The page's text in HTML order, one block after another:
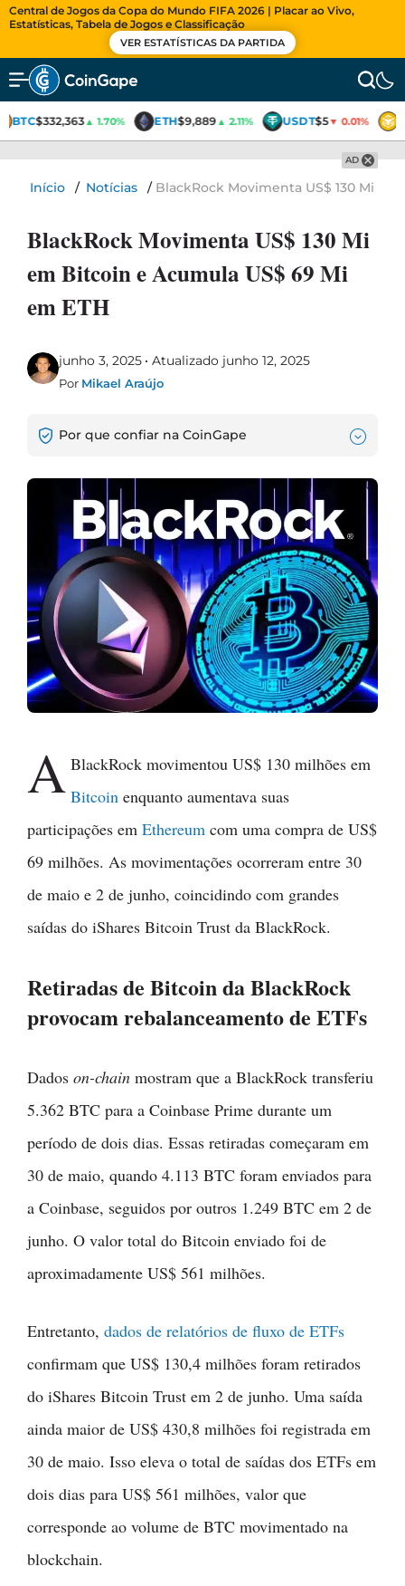
Central de Jogos da Copa do Mundo FIFA 2026 | Placar ao Vivo,
Estatísticas, Tabela de Jogos e Classificação
VER ESTATÍSTICAS DA PARTIDA
BTC$332,363▲ 1.70% ETH$9,889▲ 2.11% USDT$5▼ 0.01%
AD
Início / Notícias / BlackRock Movimenta US$ 130 Mi
BlackRock Movimenta US$ 130 Mi
em Bitcoin e Acumula US$ 69 Mi
em ETH
junho 3, 2025 Atualizado junho 12, 2025
Por Mikael Araújo
Por que confiar na CoinGape
A BlackRock movimentou US$ 130 milhões em
Bitcoin enquanto aumentava suas
participações em Ethereum com uma compra de US$
69 milhões. As movimentações ocorreram entre 30
de maio e 2 de junho, coincidindo com grandes
saídas do iShares Bitcoin Trust da BlackRock.
Retiradas de Bitcoin da BlackRock
provocam rebalanceamento de ETFs
Dados on-chain mostram que a BlackRock transferiu
5.362 BTC para a Coinbase Prime durante um
período de dois dias. Essas retiradas começaram em
30 de maio, quando 4.113 BTC foram enviados para
a Coinbase, seguidos por outros 1.249 BTC em 2 de
junho. O valor total do Bitcoin enviado foi de
aproximadamente US$ 561 milhões.
Entretanto, dados de relatórios de fluxo de ETFs
confirmam que US$ 130,4 milhões foram retirados
do iShares Bitcoin Trust em 2 de junho. Uma saída
ainda maior de US$ 430,8 milhões foi registrada em
30 de maio. Isso eleva o total de saídas dos ETFs em
dois dias para US$ 561 milhões, valor que
corresponde ao volume de BTC movimentado na
blockchain.